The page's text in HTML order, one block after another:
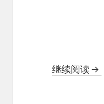
继续阅读北